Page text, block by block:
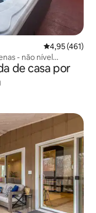
4,95 de uma
4,95 (461)
- não nível
de casa por